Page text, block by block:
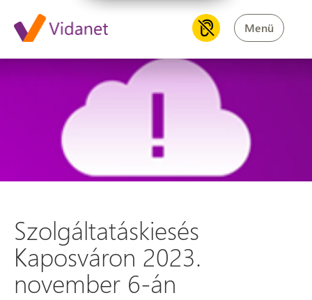
Menü
Szolgáltatáskiesés
Szolgáltatáskiesés
Kaposváron 2023.
november 6-án